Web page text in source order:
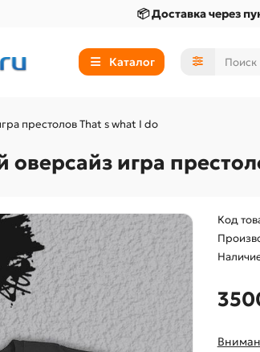
📦 Доставка через
Каталог
престолов That s what I do
игра
Код